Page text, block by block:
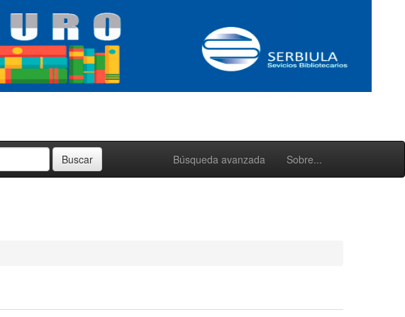
Búsqueda avanzada Sobre...